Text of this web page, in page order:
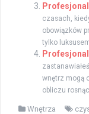
czasach,
obowiązków
tylko
wnętrz mogą
obliczu
Wnętrza